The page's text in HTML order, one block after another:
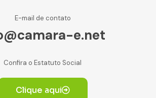
E-mail de contato
e.net
Confira o Estatuto Social
Clique aqui